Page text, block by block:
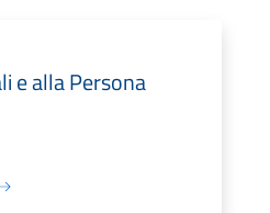
e alla Persona